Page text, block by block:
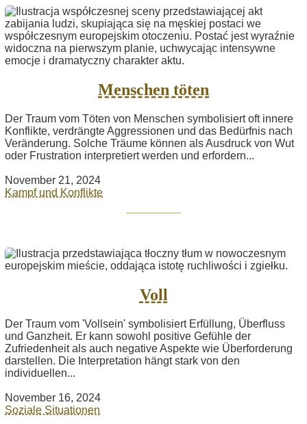
Menschen töten
Der Traum vom Töten von Menschen symbolisiert oft innere
Konflikte, verdrängte Aggressionen und das Bedürfnis nach
Veränderung. Solche Träume können als Ausdruck von Wut
oder Frustration interpretiert werden und erfordern...
November 21, 2024
Kampf und Konflikte
Voll
Der Traum vom 'Vollsein' symbolisiert Erfüllung, Überfluss
und Ganzheit. Er kann sowohl positive Gefühle der
Zufriedenheit als auch negative Aspekte wie Überforderung
darstellen. Die Interpretation hängt stark von den
individuellen...
November 16, 2024
Soziale Situationen